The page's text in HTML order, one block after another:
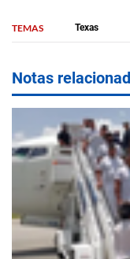
TEMAS Texas
Notas